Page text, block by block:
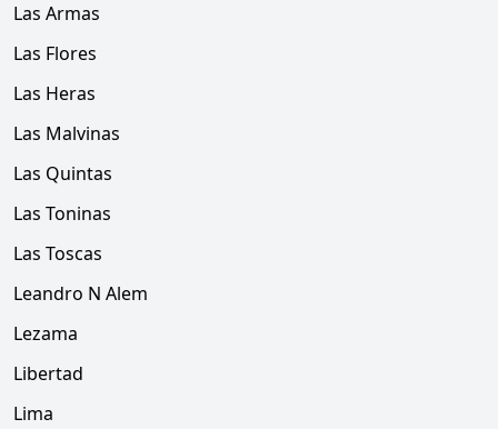
Las Armas
Las Flores
Las Heras
Las Malvinas
Las Quintas
Las Toninas
Las Toscas
Leandro N Alem
Lezama
Libertad
Lima